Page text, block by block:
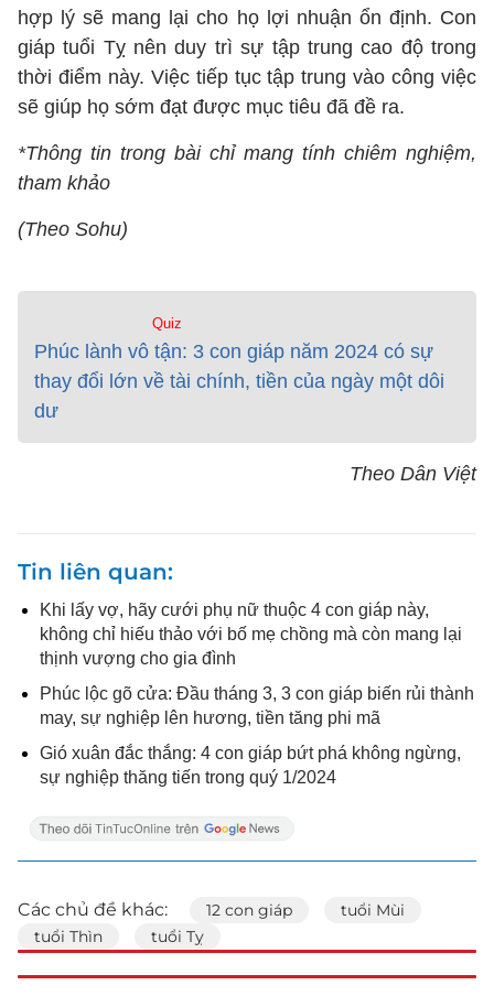
hợp lý sẽ mang lại cho họ lợi nhuận ổn định. Con
giáp tuổi Tỵ nên duy trì sự tập trung cao độ trong
thời điểm này. Việc tiếp tục tập trung vào công việc
sẽ giúp họ sớm đạt được mục tiêu đã đề ra.
*Thông tin trong bài chỉ mang tính chiêm nghiệm,
tham khảo
(Theo Sohu)
Quiz
Phúc lành vô tận: 3 con giáp năm 2024 có sự
thay đổi lớn về tài chính, tiền của ngày một dôi
dư
Theo Dân Việt
Tin liên quan
Khi lấy vợ, hãy cưới phụ nữ thuộc 4 con giáp này,
không chỉ hiếu thảo với bố mẹ chồng mà còn mang lại
thịnh vượng cho gia đình
Phúc lộc gõ cửa: Đầu tháng 3, 3 con giáp biến rủi thành
may, sự nghiệp lên hương, tiền tăng phi mã
Gió xuân đắc thắng: 4 con giáp bứt phá không ngừng,
sự nghiệp thăng tiến trong quý 1/2024
Các chủ đề khác: 12 con giáp
tuổi Mùi
tuổi Thìn
tuổi Tỵ